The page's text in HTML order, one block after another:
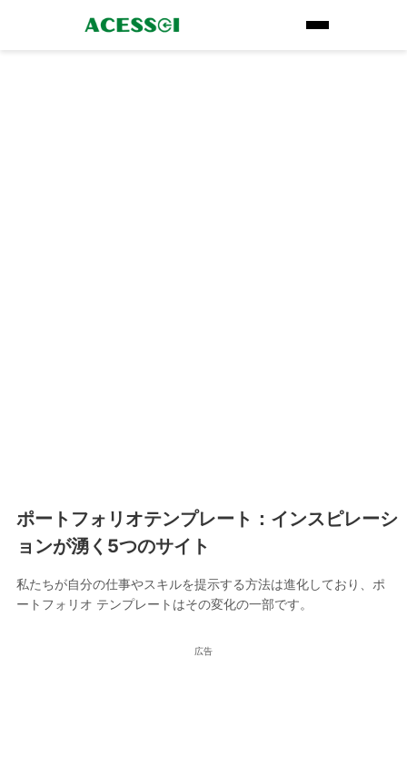
ポートフォリオテンプレート：インスピレーシ
ョンが湧く5つのサイト
私たちが自分の仕事やスキルを提示する方法は進化しており、ポ
ートフォリオ テンプレートはその変化の一部です。
広告